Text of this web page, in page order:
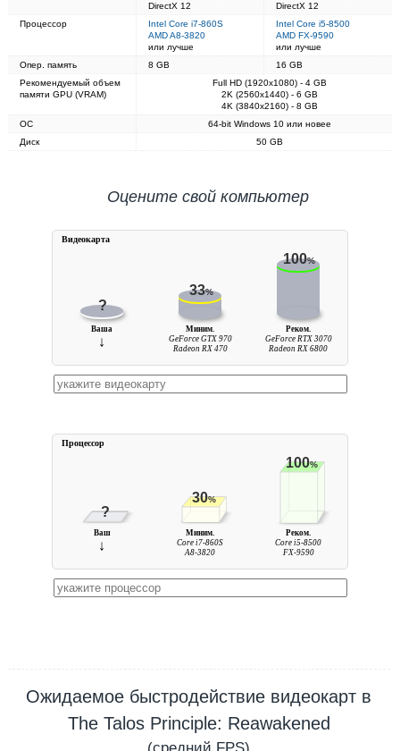
DirectX 12
DirectX 12
Процессор
Intel Core i7-860S
AMD A8-3820
или лучше
Intel Core i5-8500
AMD FX-9590
или лучше
Опер. память
8 GB
16 GB
Рекомендуемый объем
памяти GPU (VRAM)
Full HD (1920x1080) - 4 GB
2K (2560x1440) - 6 GB
4K (3840x2160) - 8 GB
ОС
64-bit Windows 10 или новее
Диск
50 GB
Оцените свой компьютер
?
33%
100%
Ваша
↓
Миним.
GeForce GTX 970
Radeon RX 470
Реком.
GeForce RTX 3070
Radeon RX 6800
Видеокарта
?
30%
100%
Ваш
↓
Миним.
Core i7-860S
A8-3820
Реком.
Core i5-8500
FX-9590
Процессор
Ожидаемое быстродействие видеокарт в
The Talos Principle: Reawakened